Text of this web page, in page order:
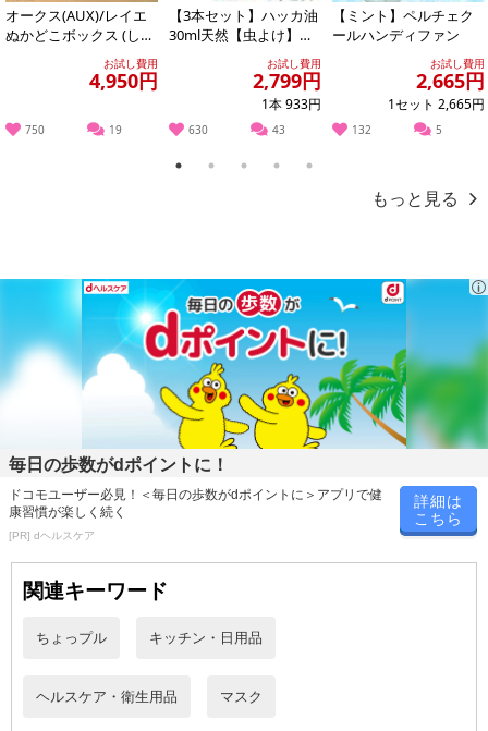
※写真は展示例・イメージです
※端末・モニターの環境により、実際の商品と多少色の見え方が
異なる場 合があります。あらかじめご了承ください
※平置き採寸の為、サイズは多少の誤差が生じる場合がございま
※輸入品のため、多少の傷や汚れ等はご承諾の上お申込みをよろ
※商品は、本体のみの簡易包装で出荷します。予めご了承くださ
※商品の性質上サイズが合わない等での交換・返品はお受けして
おりません。予めご了承ください
※商品改良のため、予告なく一部デザイン・カラー等仕様が変更
になる場合がございます。予めご了承ください
【賞味・消費期限のある商品について】
商品到着時点でのお日持ち期間は、配送日数などにより異なります
のでご了承ください。
【キャンセルについて】
※お申込み後のキャンセルはお受けできません。
にご納得いただきましたうえでお申し込みください。
参考の掲載画像や画像内のバーコードなど、お届け商品と多少異な
オークス(AUX)/レイエ
ぬかどこボックス (しゃ
もじ付き) ※日本製/LE
お試し費用
4,950円
750 19
【3本セット】ハッカ油
30ml天然【虫よけ】
【消臭対策】【アロマ
に】【バスタイム...
お試し費用
2,799円
1本 933円
630 43
【ミント】ペルチェク
ールハンディファン
お試し費用
2,665円
1セット 2,665円
132 5
1 2 3 4 5
もっと見る
毎日の歩数がdポイントに！
ドコモユーザー必見！＜毎日の歩数がdポイントに＞アプリで健
康習慣が楽しく続く
[PR] dヘルスケア
詳細は
こちら
関連キーワード
ちょっプル キッチン・日用品
ヘルスケア・衛生用品 マスク